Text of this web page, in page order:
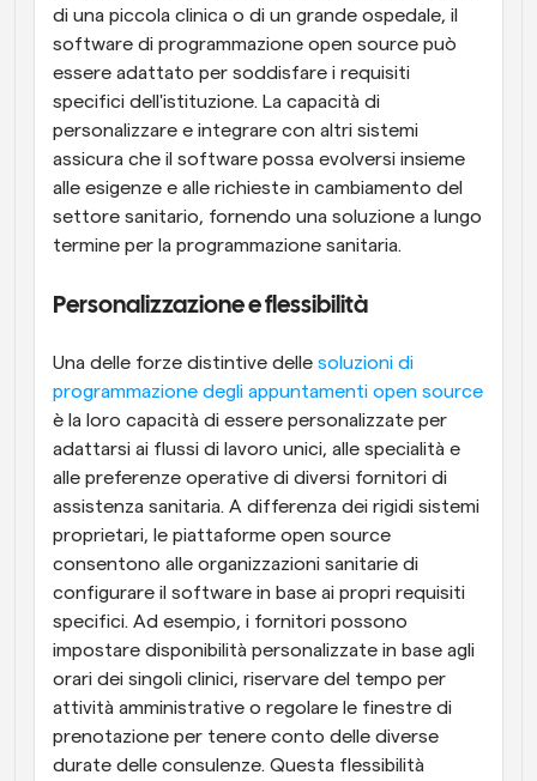
di una piccola clinica o di un grande ospedale, il
software di programmazione open source può
essere adattato per soddisfare i requisiti
specifici dell'istituzione. La capacità di
personalizzare e integrare con altri sistemi
assicura che il software possa evolversi insieme
alle esigenze e alle richieste in cambiamento del
settore sanitario, fornendo una soluzione a lungo
termine per la programmazione sanitaria.
Personalizzazione e flessibilità
Una delle forze distintive delle soluzioni di
programmazione degli appuntamenti open source
è la loro capacità di essere personalizzate per
adattarsi ai flussi di lavoro unici, alle specialità e
alle preferenze operative di diversi fornitori di
assistenza sanitaria. A differenza dei rigidi sistemi
proprietari, le piattaforme open source
consentono alle organizzazioni sanitarie di
configurare il software in base ai propri requisiti
specifici. Ad esempio, i fornitori possono
impostare disponibilità personalizzate in base agli
orari dei singoli clinici, riservare del tempo per
attività amministrative o regolare le finestre di
prenotazione per tenere conto delle diverse
durate delle consulenze. Questa flessibilità